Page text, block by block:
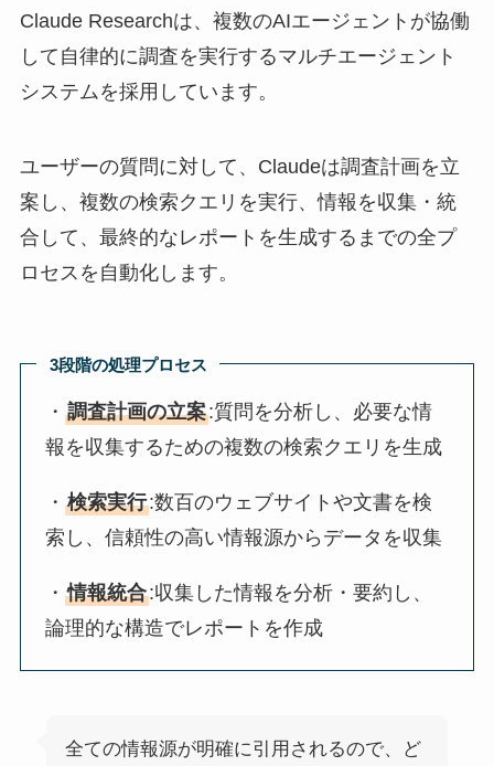
Claude Researchは、複数のAIエージェントが協働
して自律的に調査を実行するマルチエージェント
システムを採用しています。
ユーザーの質問に対して、Claudeは調査計画を立
案し、複数の検索クエリを実行、情報を収集・統
合して、最終的なレポートを生成するまでの全プ
ロセスを自動化します。
3段階の処理プロセス
・調査計画の立案:質問を分析し、必要な情
報を収集するための複数の検索クエリを生成
・検索実行:数百のウェブサイトや文書を検
索し、信頼性の高い情報源からデータを収集
・情報統合:収集した情報を分析・要約し、
論理的な構造でレポートを作成
全ての情報源が明確に引用されるので、ど